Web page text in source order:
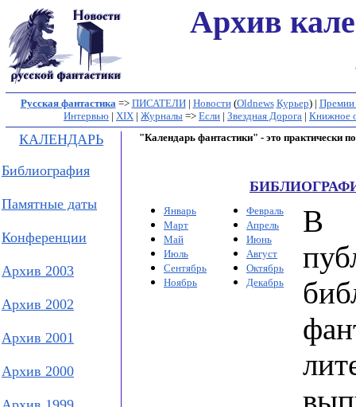
Архив
Русская фантастика=> ПИСАТЕЛИ| Новости(Oldnews Курьер) |
Интервью | XIX | Журналы => Если | Звездная Дорога | Книжное
КАЛЕНДАРЬ
Библиография
Памятные даты
Конференции
Архив 2003
Архив 2002
Архив 2001
Архив 2000
"Календарь фантастики" - это
Январь
Март
Май
Июль
Сентябрь
Ноябрь
Февраль
Апрель
Июнь
Август
Октябрь
Декабрь
В